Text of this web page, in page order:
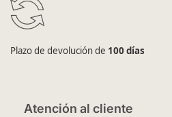
Plazo de devolución de 100 días
Atención al cliente